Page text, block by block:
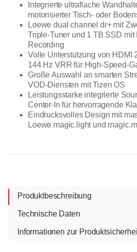
Integrierte ultraflache
motorisierter Tisch- oder
Loewe dual channel dr+ mit
Triple-Tuner und 1 TB SSD
Recording
Volle Unterstützung von HDMI
144 Hz VRR für High-Speed-
Große Auswahl an smarten
VOD-Diensten mit Tizen OS
Leistungsstarke integrierte
Center-In für hervorragende
Eindrucksvolles Design mit
Loewe magic.light und
Produktbeschreibung
Technische Daten
Informationen zur